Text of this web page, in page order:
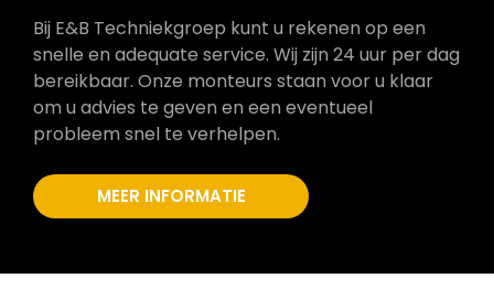
Bij E&B Techniekgroep kunt u rekenen op een
snelle en adequate service. Wij zijn 24 uur per dag
bereikbaar. Onze monteurs staan voor u klaar
om u advies te geven en een eventueel
probleem snel te verhelpen.
MEER INFORMATIE